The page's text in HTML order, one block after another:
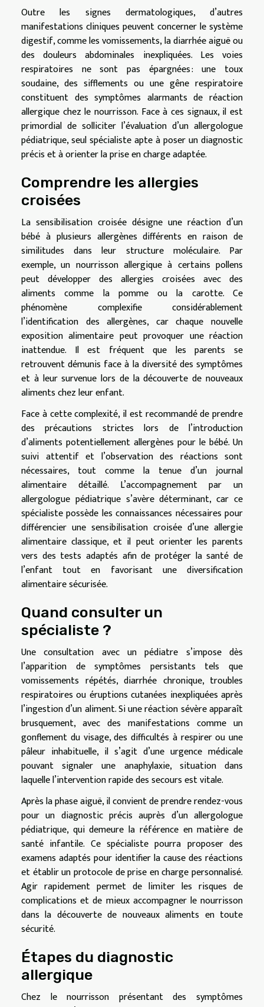
Outre les signes dermatologiques, d’autres
manifestations cliniques peuvent concerner le système
digestif, comme les vomissements, la diarrhée aiguë ou
des douleurs abdominales inexpliquées. Les voies
respiratoires ne sont pas épargnées : une toux
soudaine, des sifflements ou une gêne respiratoire
constituent des symptômes alarmants de réaction
allergique chez le nourrisson. Face à ces signaux, il est
primordial de solliciter l’évaluation d’un allergologue
pédiatrique, seul spécialiste apte à poser un diagnostic
précis et à orienter la prise en charge adaptée.
Comprendre les allergies
croisées
La sensibilisation croisée désigne une réaction d’un
bébé à plusieurs allergènes différents en raison de
similitudes dans leur structure moléculaire. Par
exemple, un nourrisson allergique à certains pollens
peut développer des allergies croisées avec des
aliments comme la pomme ou la carotte. Ce
phénomène complexifie considérablement
l’identification des allergènes, car chaque nouvelle
exposition alimentaire peut provoquer une réaction
inattendue. Il est fréquent que les parents se
retrouvent démunis face à la diversité des symptômes
et à leur survenue lors de la découverte de nouveaux
aliments chez leur enfant.
Face à cette complexité, il est recommandé de prendre
des précautions strictes lors de l’introduction
d’aliments potentiellement allergènes pour le bébé. Un
suivi attentif et l’observation des réactions sont
nécessaires, tout comme la tenue d’un journal
alimentaire détaillé. L’accompagnement par un
allergologue pédiatrique s’avère déterminant, car ce
spécialiste possède les connaissances nécessaires pour
différencier une sensibilisation croisée d’une allergie
alimentaire classique, et il peut orienter les parents
vers des tests adaptés afin de protéger la santé de
l’enfant tout en favorisant une diversification
alimentaire sécurisée.
Quand consulter un
spécialiste ?
Une consultation avec un pédiatre s’impose dès
l’apparition de symptômes persistants tels que
vomissements répétés, diarrhée chronique, troubles
respiratoires ou éruptions cutanées inexpliquées après
l’ingestion d’un aliment. Si une réaction sévère apparaît
brusquement, avec des manifestations comme un
gonflement du visage, des difficultés à respirer ou une
pâleur inhabituelle, il s’agit d’une urgence médicale
pouvant signaler une anaphylaxie, situation dans
laquelle l’intervention rapide des secours est vitale.
Après la phase aiguë, il convient de prendre rendez-vous
pour un diagnostic précis auprès d’un allergologue
pédiatrique, qui demeure la référence en matière de
santé infantile. Ce spécialiste pourra proposer des
examens adaptés pour identifier la cause des réactions
et établir un protocole de prise en charge personnalisé.
Agir rapidement permet de limiter les risques de
complications et de mieux accompagner le nourrisson
dans la découverte de nouveaux aliments en toute
sécurité.
Étapes du diagnostic
allergique
Chez le nourrisson présentant des symptômes